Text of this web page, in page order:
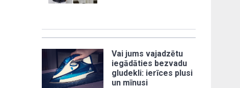
Vai jums vajadzētu
iegādāties bezvadu
gludekli: ierīces plusi
un mīnusi